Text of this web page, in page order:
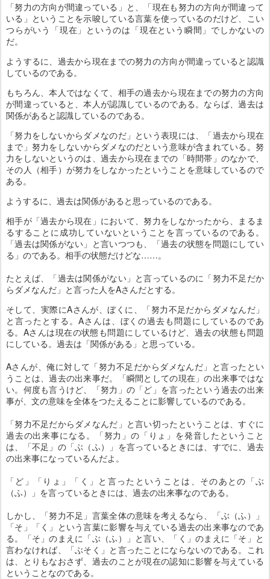
「努力の方向が間違っている」と、「現在も努力の方向が間違って
いる」ということを示唆している言葉を使っているのだけど、こい
つらがいう「現在」というのは「現在という瞬間」でしかないの
だ。
ようするに、過去から現在までの努力の方向が間違っていると認識
しているのである。
もちろん、本人ではなくて、相手の過去から現在までの努力の方向
が間違っていると、本人が認識しているのである。ならば、過去は
関係があると認識しているのである。
「努力をしないからダメなのだ」という表現には、「過去から現在
まで」努力をしないからダメなのだという意味が含まれている。努
力をしないというのは、過去から現在までの「時間帯」のなかで、
その人（相手）が努力をしなかったということを意味しているので
ある。
ようするに、過去は関係があると思っているのである。
相手が「過去から現在」において、努力をしなかったから、まるま
るすることに成功していないということを言っているのである。
「過去は関係がない」と言いつつも、「過去の状態を問題にしてい
る」のである。相手の状態だけどな……。
たとえば、「過去は関係がない」と言っているのに「努力不足だか
らダメなんだ」と言った人をAさんだとする。
そして、実際にAさんが、ぼくに、「努力不足だからダメなんだ」
と言ったとする。Aさんは、ぼくの過去も問題にしているのであ
る。Aさんは現在の状態も問題にしているけど、過去の状態も問題
にしている。過去は「関係がある」と思っている。
Aさんが、俺に対して「努力不足だからダメなんだ」と言ったとい
うことは、過去の出来事だ。「瞬間としての現在」の出来事ではな
い。何度も言うけど、「努力」の「ど」を言ったという過去の出来
事が、文の意味を全体をつたえることに影響しているのである。
「努力不足だからダメなんだ」と言い切ったということは、すぐに
過去の出来事になる。「努力」の「りょ」を発音したということ
は、「不足」の「ぶ（ふ）」を言っているときには、すでに、過去
の出来事になっているんだよ。
「ど」「りょ」「く」と言ったということは、そのあとの「ぶ
（ふ）」を言っているときには、過去の出来事なのである。
しかし、「努力不足」言葉全体の意味を考えるなら、「ぶ（ふ）」
「そ」「く」という言葉に影響を与えている過去の出来事なのであ
る。「そ」のまえに「ぶ（ふ）」と言い、「く」のまえに「そ」と
言わなければ、「ぶそく」と言ったことにならないのである。これ
は、とりもなおさず、過去のことが現在の認知に影響を与えている
ということなのである。